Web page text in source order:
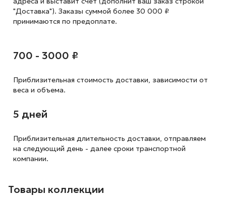
"Доставка"). Заказы суммой более 30 000 ₽
принимаются по предоплате.
700 - 3000 ₽
Приблизительная стоимость доставки, зависимости от
веса и объема.
5 дней
Приблизительная длительность доставки, отправляем
на следующий день - далее сроки транспортной
компании.
Товары коллекции